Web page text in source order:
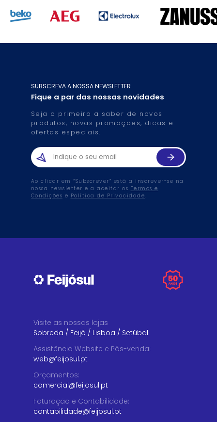
SUBSCREVA A NOSSA NEWSLETTER
Fique a par das nossas novidades
Seja o primeiro a saber de novos
produtos, novas promoções, dicas e
ofertas especiais.
Ao clicar em “Subscrever” está a inscrever-se na
nossa newsletter e a aceitar os Termos e
Condições e Política de Privacidade.
Visite as nossas lojas
Sobreda / Feijó / Lisboa / Setúbal
Assistência Website e Pós-venda:
web@feijosul.pt
Orçamentos:
comercial@feijosul.pt
Faturação e Contabilidade:
contabilidade@feijosul.pt